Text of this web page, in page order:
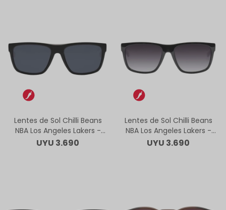
Lentes de Sol Chilli Beans
NBA Los Angeles Lakers -
Negro Matte
UYU 3.690
Lentes de Sol Chilli Beans
NBA Los Angeles Lakers -
Negro Degrade
UYU 3.690